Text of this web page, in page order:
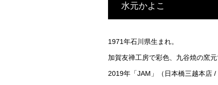
水元かよこ
1971年石川県生まれ。
加賀友禅工房で彩色、九谷焼の窯
2019年「JAM」（日本橋三越本店